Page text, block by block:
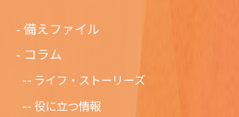
備えファイル
コラム
ライフ・ストーリーズ
役に立つ情報